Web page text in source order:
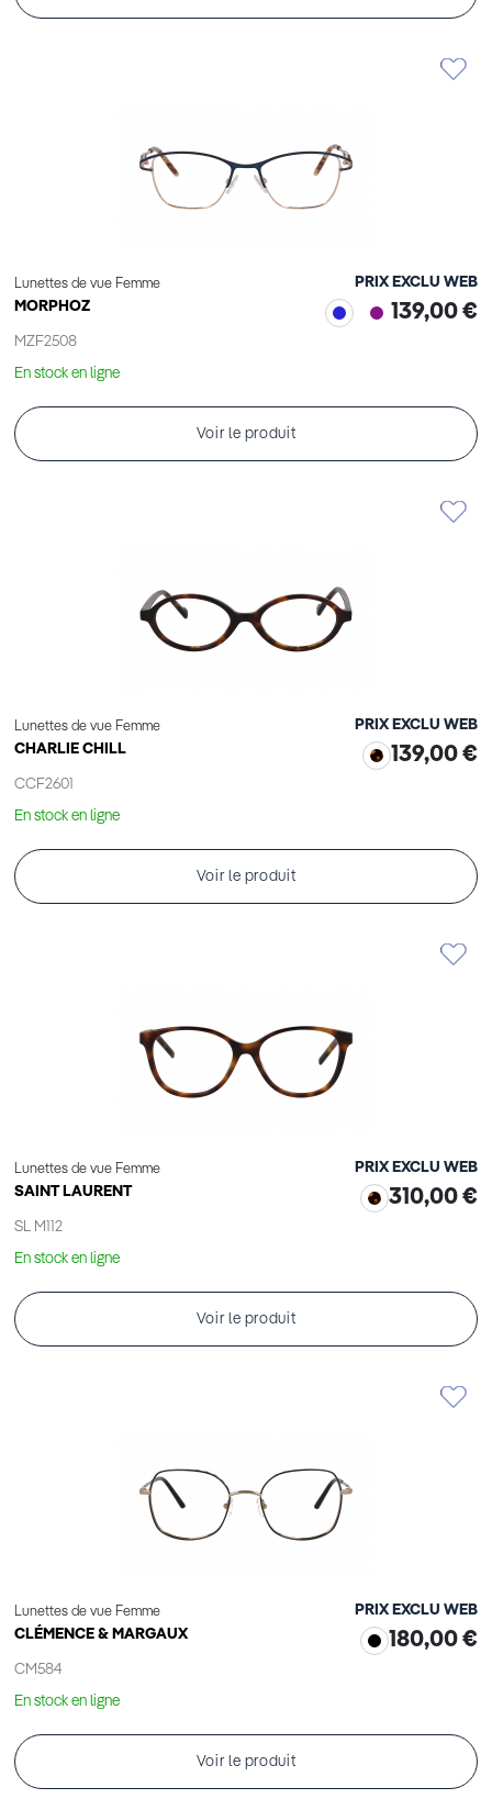
Lunettes de vue Femme
MORPHOZ
MZF2508
PRIX EXCLU WEB
139,00 €
En stock en ligne
Voir le produit
Lunettes de vue Femme
CHARLIE CHILL
CCF2601
PRIX EXCLU WEB
139,00 €
En stock en ligne
Voir le produit
Lunettes de vue Femme
SAINT LAURENT
SL M112
PRIX EXCLU WEB
310,00 €
En stock en ligne
Voir le produit
Lunettes de vue Femme
CLÉMENCE & MARGAUX
CM584
PRIX EXCLU WEB
180,00 €
En stock en ligne
Voir le produit